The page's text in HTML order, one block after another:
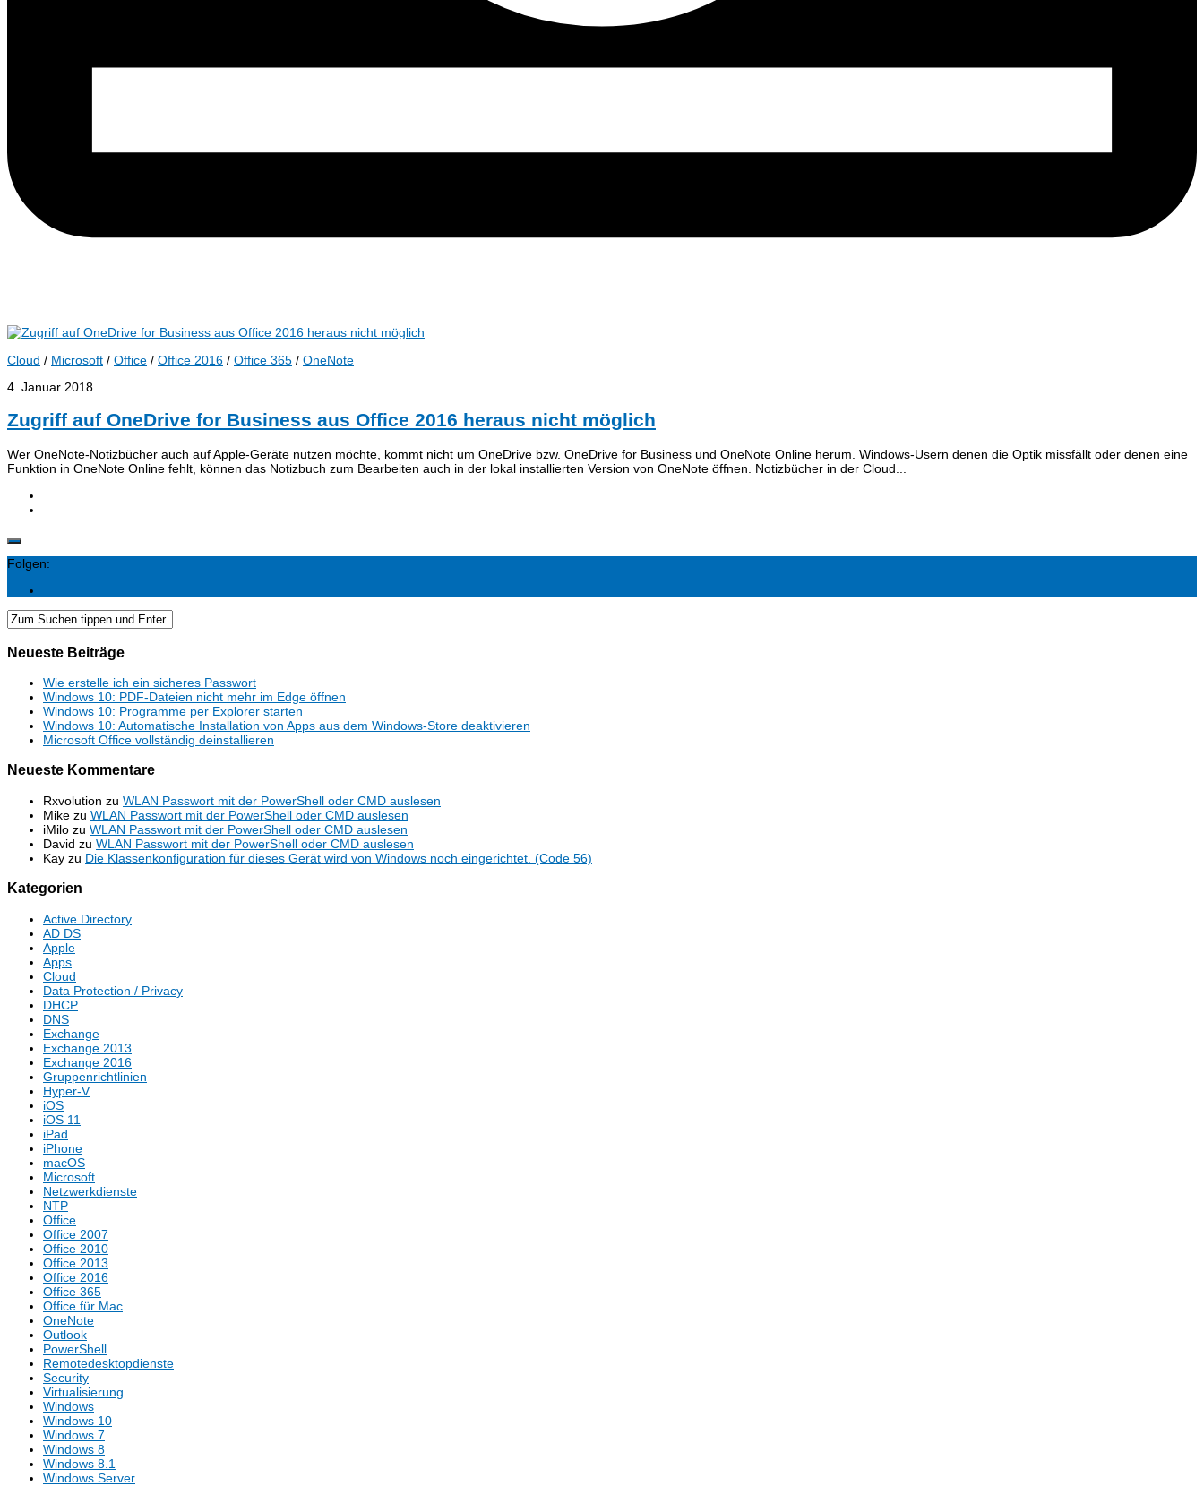
Cloud / Microsoft / Office / Office 2016 / Office 365 / OneNote
4. Januar 2018
Zugriff auf OneDrive for Business aus Office 2016 heraus nicht möglich
Wer OneNote-Notizbücher auch auf Apple-Geräte nutzen möchte, kommt nicht um OneDrive bzw. OneDrive for Business und OneNote Online herum. Windows-Usern denen die Optik missfällt oder denen eine
Funktion in OneNote Online fehlt, können das Notizbuch zum Bearbeiten auch in der lokal installierten Version von OneNote öffnen. Notizbücher in der Cloud...
Folgen:
Neueste Beiträge
Wie erstelle ich ein sicheres Passwort
Windows 10: PDF-Dateien nicht mehr im Edge öffnen
Windows 10: Programme per Explorer starten
Windows 10: Automatische Installation von Apps aus dem Windows-Store deaktivieren
Microsoft Office vollständig deinstallieren
Neueste Kommentare
Rxvolution zu WLAN Passwort mit der PowerShell oder CMD auslesen
Mike zu WLAN Passwort mit der PowerShell oder CMD auslesen
iMilo zu WLAN Passwort mit der PowerShell oder CMD auslesen
David zu WLAN Passwort mit der PowerShell oder CMD auslesen
Kay zu Die Klassenkonfiguration für dieses Gerät wird von Windows noch eingerichtet. (Code 56)
Kategorien
Active Directory
AD DS
Apple
Apps
Cloud
Data Protection / Privacy
DHCP
DNS
Exchange
Exchange 2013
Exchange 2016
Gruppenrichtlinien
Hyper-V
iOS
iOS 11
iPad
iPhone
macOS
Microsoft
Netzwerkdienste
NTP
Office
Office 2007
Office 2010
Office 2013
Office 2016
Office 365
Office für Mac
OneNote
Outlook
PowerShell
Remotedesktopdienste
Security
Virtualisierung
Windows
Windows 10
Windows 7
Windows 8
Windows 8.1
Windows Server